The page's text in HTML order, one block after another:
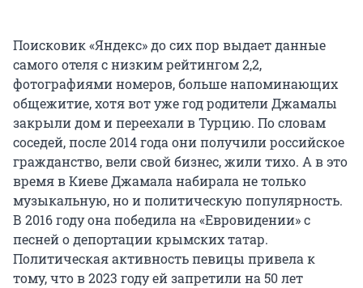
Поисковик «Яндекс» до сих пор выдает данные
самого отеля с низким рейтингом 2,2,
фотографиями номеров, больше напоминающих
общежитие, хотя вот уже год родители Джамалы
закрыли дом и переехали в Турцию. По словам
соседей, после 2014 года они получили российское
гражданство, вели свой бизнес, жили тихо. А в это
время в Киеве Джамала набирала не только
музыкальную, но и политическую популярность.
В 2016 году она победила на «Евровидении» с
песней о депортации крымских татар.
Политическая активность певицы привела к
тому, что в 2023 году ей запретили на 50 лет